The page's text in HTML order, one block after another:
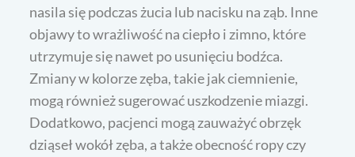
nasila się podczas żucia lub nacisku na ząb. Inne
objawy to wrażliwość na ciepło i zimno, które
utrzymuje się nawet po usunięciu bodźca.
Zmiany w kolorze zęba, takie jak ciemnienie,
mogą również sugerować uszkodzenie miazgi.
Dodatkowo, pacjenci mogą zauważyć obrzęk
dziąseł wokół zęba, a także obecność ropy czy